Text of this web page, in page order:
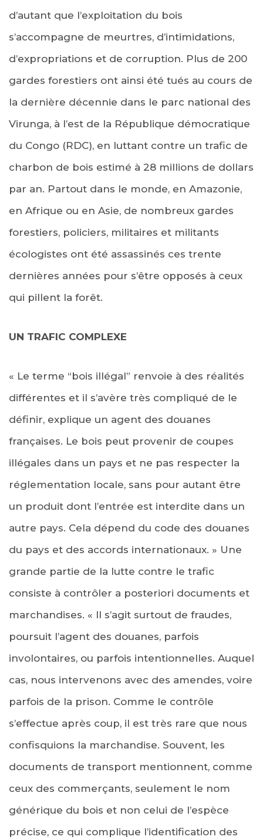
d’autant que l’exploitation du bois
s’accompagne de meurtres, d’intimidations,
d’expropriations et de corruption. Plus de 200
gardes forestiers ont ainsi été tués au cours de
la dernière décennie dans le parc national des
Virunga, à l’est de la République démocratique
du Congo (RDC), en luttant contre un trafic de
charbon de bois estimé à 28 millions de dollars
par an. Partout dans le monde, en Amazonie,
en Afrique ou en Asie, de nombreux gardes
forestiers, policiers, militaires et militants
écologistes ont été assassinés ces trente
dernières années pour s’être opposés à ceux
qui pillent la forêt.
UN TRAFIC COMPLEXE
« Le terme “bois illégal” renvoie à des réalités
différentes et il s’avère très compliqué de le
définir, explique un agent des douanes
françaises. Le bois peut provenir de coupes
illégales dans un pays et ne pas respecter la
réglementation locale, sans pour autant être
un produit dont l’entrée est interdite dans un
autre pays. Cela dépend du code des douanes
du pays et des accords internationaux. » Une
grande partie de la lutte contre le trafic
consiste à contrôler a posteriori documents et
marchandises. « Il s’agit surtout de fraudes,
poursuit l’agent des douanes, parfois
involontaires, ou parfois intentionnelles. Auquel
cas, nous intervenons avec des amendes, voire
parfois de la prison. Comme le contrôle
s’effectue après coup, il est très rare que nous
confisquions la marchandise. Souvent, les
documents de transport mentionnent, comme
ceux des commerçants, seulement le nom
générique du bois et non celui de l’espèce
précise, ce qui complique l’identification des